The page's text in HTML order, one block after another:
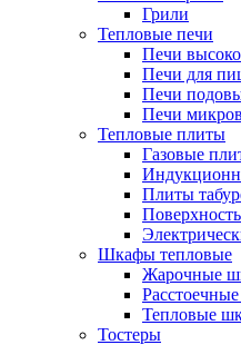
Грили
Тепловые печи
Печи
Печи для
Печи
Печи
Тепловые плиты
Газовые
Плиты
Шкафы тепловые
Жарочные
Тепловые
Тостеры